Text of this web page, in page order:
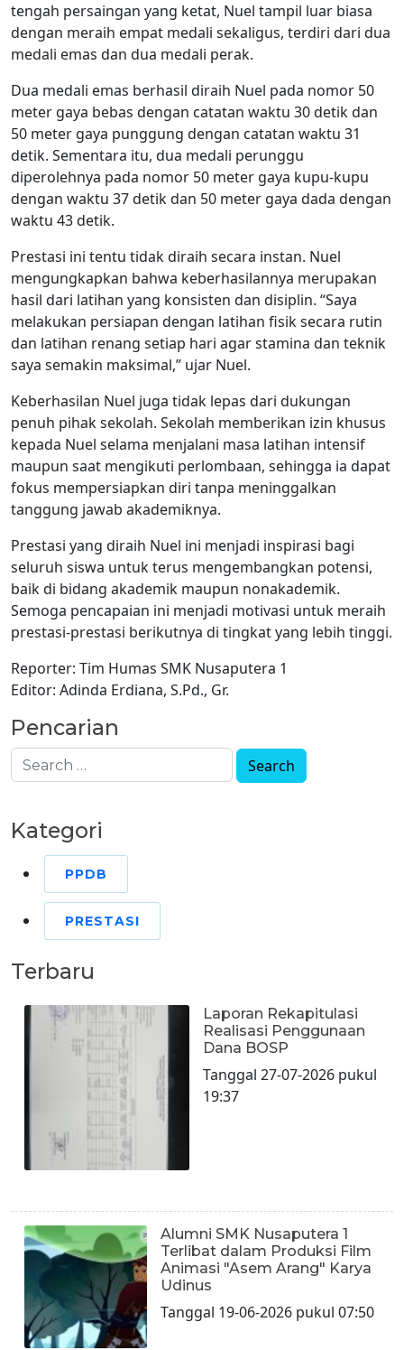
tengah persaingan yang ketat, Nuel tampil luar biasa
dengan meraih empat medali sekaligus, terdiri dari dua
medali emas dan dua medali perak.
Dua medali emas berhasil diraih Nuel pada nomor 50
meter gaya bebas dengan catatan waktu 30 detik dan
50 meter gaya punggung dengan catatan waktu 31
detik. Sementara itu, dua medali perunggu
diperolehnya pada nomor 50 meter gaya kupu-kupu
dengan waktu 37 detik dan 50 meter gaya dada dengan
waktu 43 detik.
Prestasi ini tentu tidak diraih secara instan. Nuel
mengungkapkan bahwa keberhasilannya merupakan
hasil dari latihan yang konsisten dan disiplin. “Saya
melakukan persiapan dengan latihan fisik secara rutin
dan latihan renang setiap hari agar stamina dan teknik
saya semakin maksimal,” ujar Nuel.
Keberhasilan Nuel juga tidak lepas dari dukungan
penuh pihak sekolah. Sekolah memberikan izin khusus
kepada Nuel selama menjalani masa latihan intensif
maupun saat mengikuti perlombaan, sehingga ia dapat
fokus mempersiapkan diri tanpa meninggalkan
tanggung jawab akademiknya.
Prestasi yang diraih Nuel ini menjadi inspirasi bagi
seluruh siswa untuk terus mengembangkan potensi,
baik di bidang akademik maupun nonakademik.
Semoga pencapaian ini menjadi motivasi untuk meraih
prestasi-prestasi berikutnya di tingkat yang lebih tinggi.
Reporter: Tim Humas SMK Nusaputera 1
Editor: Adinda Erdiana, S.Pd., Gr.
Pencarian
Kategori
PPDB
PRESTASI
Terbaru
Laporan Rekapitulasi
Realisasi Penggunaan
Dana BOSP
Tanggal 27-07-2026 pukul
19:37
Alumni SMK Nusaputera 1
Terlibat dalam Produksi Film
Animasi "Asem Arang" Karya
Udinus
Tanggal 19-06-2026 pukul 07:50